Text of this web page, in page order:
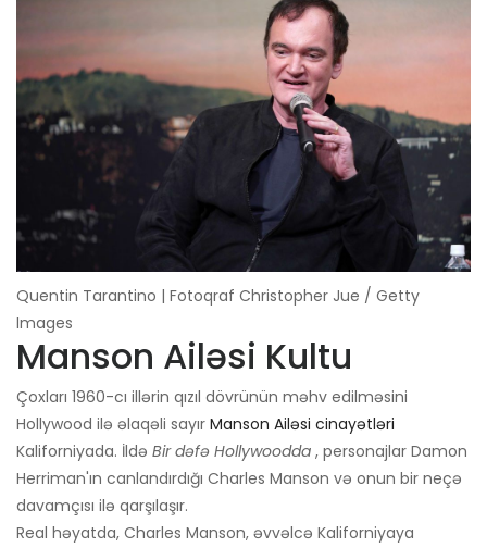
Quentin Tarantino | Fotoqraf Christopher Jue / Getty
Images
Manson Ailəsi Kultu
Çoxları 1960-cı illərin qızıl dövrünün məhv edilməsini
Hollywood ilə əlaqəli sayır Manson Ailəsi cinayətləri
Kaliforniyada. İldə Bir dəfə Hollywoodda , personajlar Damon
Herriman'ın canlandırdığı Charles Manson və onun bir neçə
davamçısı ilə qarşılaşır.
Real həyatda, Charles Manson, əvvəlcə Kaliforniyaya